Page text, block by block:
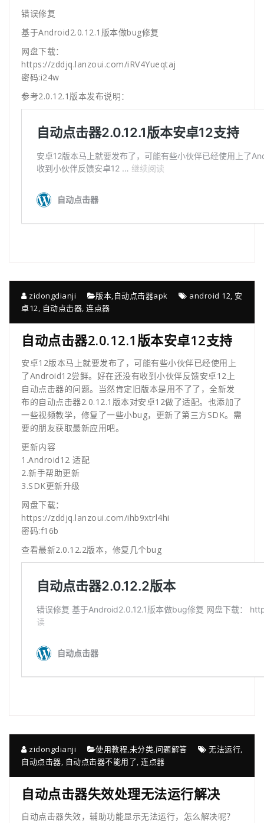
错误修复
基于Android2.0.12.1版本做bug修复
网盘下载：
https://zddjq.lanzoui.com/iRV4Yueqtaj
密码:i24w
参考2.0.12.1版本发布说明：
zidongdianji 版本,自动点击器apk android 12, 安
卓12, 自动点击器, 连点器
自动点击器2.0.12.1版本安卓12支持
安卓12版本马上就要发布了，可能有些小伙伴已经使用上
了Android12尝鲜。好在还没有收到小伙伴反馈安卓12上
自动点击器的问题。当然肯定旧版本是用不了了，全新发
布的自动点击器2.0.12.1版本对安卓12做了适配。也添加了
一些视频教学，修复了一些小bug，更新了第三方SDK。需
要的朋友获取最新应用吧。
更新内容
1.Android12 适配
2.新手帮助更新
3.SDK更新升级
网盘下载：
https://zddjq.lanzoui.com/ihb9xtrl4hi
密码:f16b
查看最新2.0.12.2版本，修复几个bug
zidongdianji 使用教程,未分类,问题解答 无法运行,
自动点击器, 自动点击器不能用了, 连点器
自动点击器失效处理无法运行解决
自动点击器失效，辅助功能显示无法运行，怎么解决呢？